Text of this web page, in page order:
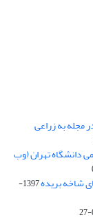
مجله به زراعی
دانشگاه تهران (وب
شاخه بریده
1397-